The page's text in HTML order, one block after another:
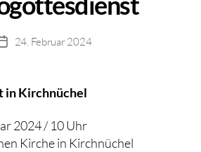
Beitragsdatum
24. Februar 2024
in Kirchnüchel
2024 / 10 Uhr
Kirche in Kirchnüchel